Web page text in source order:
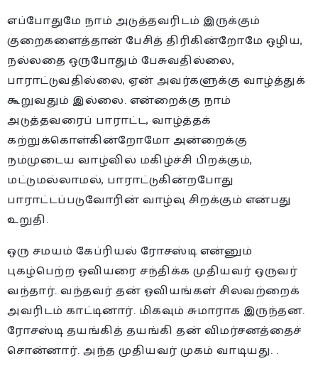
எப்போதுமே நாம் அடுத்தவரிடம் இருக்கும்
குறைகளைத்தான் பேசித் திரிகின்றோமே ஒழிய,
நல்லதை ஒருபோதும் பேசுவதில்லை,
பாராட்டுவதில்லை, ஏன் அவர்களுக்கு வாழ்த்துக்
கூறுவதும் இல்லை. என்றைக்கு நாம்
அடுத்தவரைப் பாராட்ட, வாழ்த்தக்
கற்றுக்கொள்கின்றோமோ அன்றைக்கு
நம்முடைய வாழ்வில் மகிழ்ச்சி பிறக்கும்,
மட்டுமல்லாமல், பாராட்டுகின்றபோது
பாராட்டப்படுவோரின் வாழ்வு சிறக்கும் என்பது
உறுதி.
ஒரு சமயம் கேப்ரியல் ரோசஸ்டி என்னும்
புகழ்பெற்ற ஓவியரை சந்திக்க முதியவர் ஒருவர்
வந்தார். வந்தவர் தன் ஓவியங்கள் சிலவற்றைக்
அவரிடம் காட்டினார். மிகவும் சுமாராக இருந்தன.
ரோசஸ்டி தயங்கித் தயங்கி தன் விமர்சனத்தைச்
சொன்னார். அந்த முதியவர் முகம் வாடியது. .